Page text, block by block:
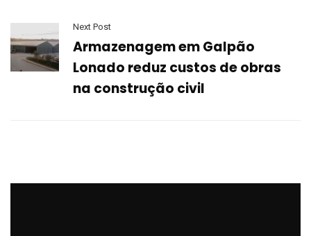
Next Post
Armazenagem em Galpão
Lonado reduz custos de obras
na construção civil